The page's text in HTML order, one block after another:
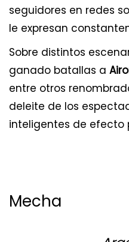
seguidores en redes
le expresan
Sobre distintos
ganado batallas a
entre otros
deleite de los
inteligentes de efecto
Mecha